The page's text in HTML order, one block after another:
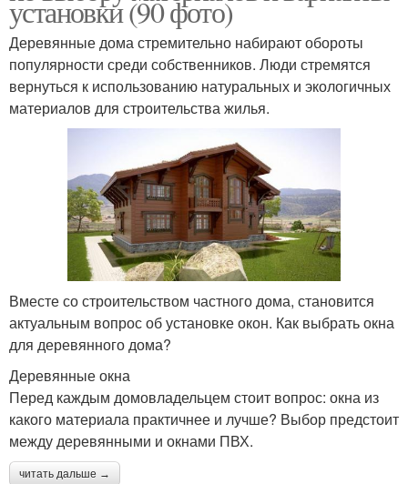
установки (90 фото)
Деревянные дома стремительно набирают обороты
популярности среди собственников. Люди стремятся
вернуться к использованию натуральных и экологичных
материалов для строительства жилья.
Вместе со строительством частного дома, становится
актуальным вопрос об установке окон. Как выбрать окна
для деревянного дома?
Деревянные окна
Перед каждым домовладельцем стоит вопрос: окна из
какого материала практичнее и лучше? Выбор предстоит
между деревянными и окнами ПВХ.
читать дальше →